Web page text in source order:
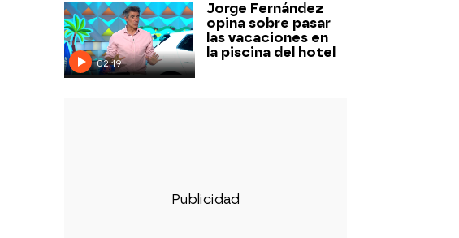
02:19
Jorge Fernández
opina sobre pasar
las vacaciones en
la piscina del hotel